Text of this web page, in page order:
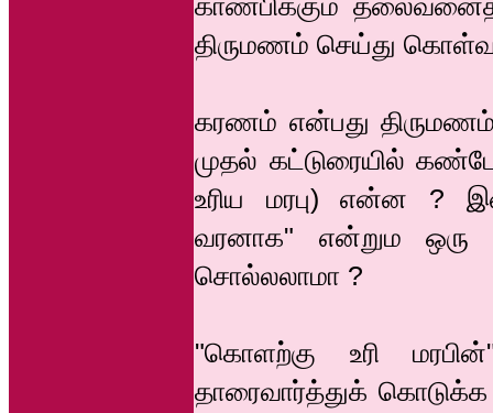
திருமணம் செய்து
கரணம் என்பது
முதல் கட்டுரையில்
உரிய மரபு) என்ன ?
வரனாக" என்றும
சொல்லலாமா ?
"கொளற்கு உரி
தாரைவார்த்துக்